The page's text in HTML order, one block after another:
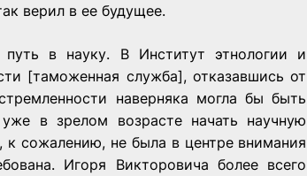
верил в ее будущее.
в науку. В Институт этнологии и
[таможенная служба], отказавшись от
наверняка могла бы быть
в зрелом возрасте начать научную
к сожалению, не была в центре внимания
Игоря Викторовича более всего